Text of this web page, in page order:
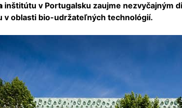
inštitútu v Portugalsku zaujme nezvyčajným
v oblasti bio-udržateľných technológií.